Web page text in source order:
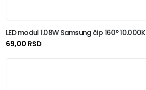
LED modul 1.08W Samsung čip 160° 10.000K
69,00 RSD